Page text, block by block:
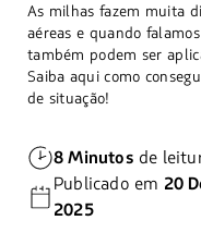
As milhas fazem muita
aéreas e quando
também podem ser
Saiba aqui como
de situação!
8 Minutos de
Publicado em 20
2025